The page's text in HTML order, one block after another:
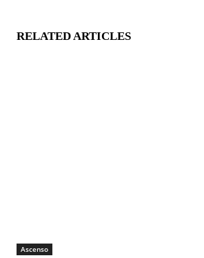
RELATED ARTICLES
Ascenso